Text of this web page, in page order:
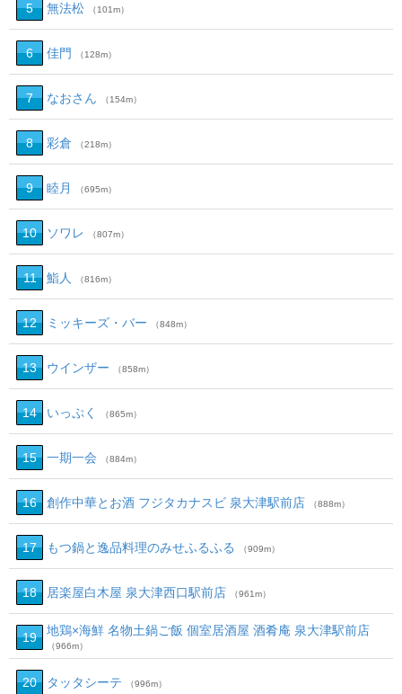
5 無法松 （101m）
6 佳門 （128m）
7 なおさん （154m）
8 彩倉 （218m）
9 睦月 （695m）
10 ソワレ （807m）
11 鮨人 （816m）
12 ミッキーズ・バー （848m）
13 ウインザー （858m）
14 いっぷく （865m）
15 一期一会 （884m）
16 創作中華とお酒 フジタカナスビ 泉大津駅前店 （888m）
17 もつ鍋と逸品料理のみせふるふる （909m）
18 居楽屋白木屋 泉大津西口駅前店 （961m）
19 地鶏×海鮮 名物土鍋ご飯 個室居酒屋 酒肴庵 泉大津駅前店
（966m）
20 タッタシーテ （996m）